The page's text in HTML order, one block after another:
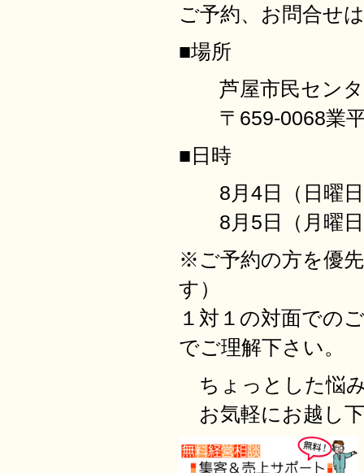
ご予約、お問合せ
■場所
芦屋市民セン
〒659-0068業
■日時
8月4日（日曜日
8月5日（月曜日
※ご予約の方を優
す）
１対１の対面での
でご理解下さい。
ちょっとした悩
お気軽にお越し